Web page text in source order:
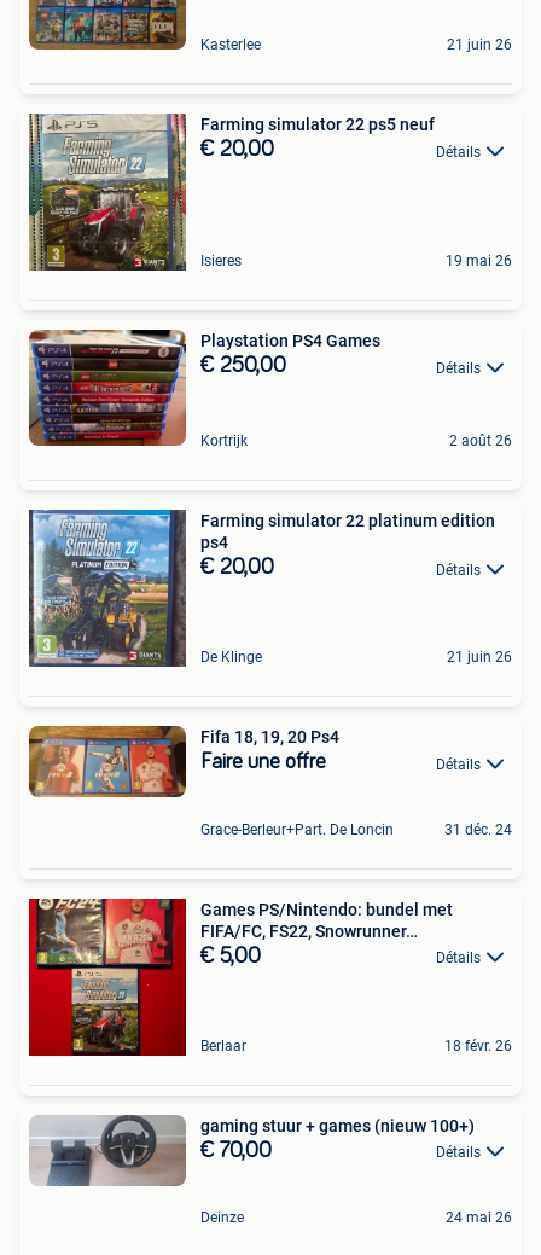
Kasterlee 21 juin 26
Farming simulator 22 ps5 neuf
€ 20,00 Détails
Isieres 19 mai 26
Playstation PS4 Games
€ 250,00 Détails
Kortrijk 2 août 26
Farming simulator 22 platinum edition
ps4
€ 20,00 Détails
De Klinge 21 juin 26
Fifa 18, 19, 20 Ps4
Faire une offre Détails
Grace-Berleur+Part. De Loncin 31 déc. 24
Games PS/Nintendo: bundel met
FIFA/FC, FS22, Snowrunner…
€ 5,00 Détails
Berlaar 18 févr. 26
gaming stuur + games (nieuw 100+)
€ 70,00 Détails
Deinze 24 mai 26